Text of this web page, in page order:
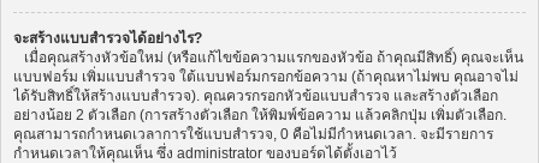
จะสร้างแบบสำรวจได้อย่างไร?
เมื่อคุณสร้างหัวข้อใหม่ (หรือแก้ไขข้อความแรกของหัวข้อ ถ้าคุณมีสิทธิ์) คุณจะเห็น
แบบฟอร์ม เพิ่มแบบสำรวจ ใต้แบบฟอร์มกรอกข้อความ (ถ้าคุณหาไม่พบ คุณอาจไม่
ได้รับสิทธิ์ให้สร้างแบบสำรวจ). คุณควรกรอกหัวข้อแบบสำรวจ และสร้างตัวเลือก
อย่างน้อย 2 ตัวเลือก (การสร้างตัวเลือก ให้พิมพ์ข้อความ แล้วคลิกปุ่ม เพิ่มตัวเลือก.
คุณสามารถกำหนดเวลาการใช้แบบสำรวจ, 0 คือไม่มีกำหนดเวลา. จะมีรายการ
กำหนดเวลาให้คุณเห็น ซึ่ง administrator ของบอร์ดได้ตั้งเอาไว้